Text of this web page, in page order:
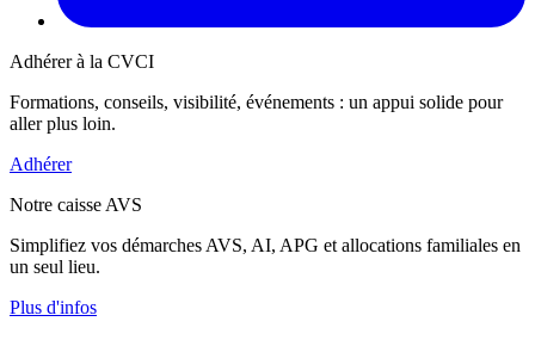
Adhérer à la CVCI
Formations, conseils, visibilité, événements : un appui solide pour
aller plus loin.
Adhérer
Notre caisse AVS
Simplifiez vos démarches AVS, AI, APG et allocations familiales en
un seul lieu.
Plus d'infos